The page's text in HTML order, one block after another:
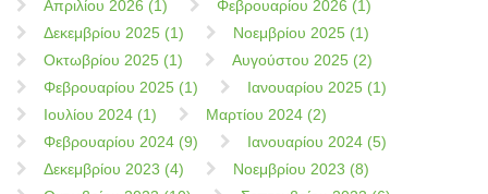
Απριλίου 2026 (1)
Φεβρουαρίου 2026 (1)
Δεκεμβρίου 2025 (1)
Νοεμβρίου 2025 (1)
Οκτωβρίου 2025 (1)
Αυγούστου 2025 (2)
Φεβρουαρίου 2025 (1)
Ιανουαρίου 2025 (1)
Ιουλίου 2024 (1)
Μαρτίου 2024 (2)
Φεβρουαρίου 2024 (9)
Ιανουαρίου 2024 (5)
Δεκεμβρίου 2023 (4)
Νοεμβρίου 2023 (8)